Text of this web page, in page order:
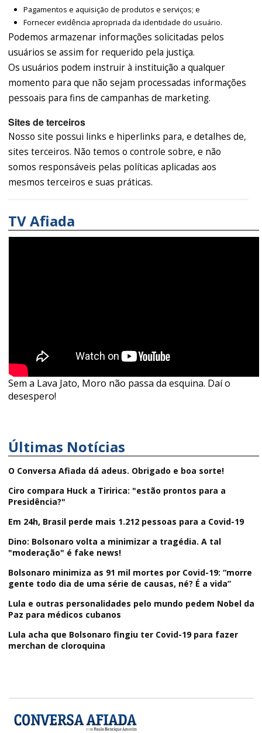
Pagamentos e aquisição de produtos e serviços; e
Fornecer evidência apropriada da identidade do usuário.
Podemos armazenar informações solicitadas pelos
usuários se assim for requerido pela justiça.
Os usuários podem instruir à instituição a qualquer
momento para que não sejam processadas informações
pessoais para fins de campanhas de marketing.
Sites de terceiros
Nosso site possui links e hiperlinks para, e detalhes de,
sites terceiros. Não temos o controle sobre, e não
somos responsáveis pelas políticas aplicadas aos
mesmos terceiros e suas práticas.
TV Afiada
Sem a Lava Jato, Moro não passa da esquina. Daí o
desespero!
Últimas Notícias
O Conversa Afiada dá adeus. Obrigado e boa sorte!
Ciro compara Huck a Tiririca: "estão prontos para a
Presidência?"
Em 24h, Brasil perde mais 1.212 pessoas para a Covid-19
Dino: Bolsonaro volta a minimizar a tragédia. A tal
"moderação" é fake news!
Bolsonaro minimiza as 91 mil mortes por Covid-19: “morre
gente todo dia de uma série de causas, né? É a vida”
Lula e outras personalidades pelo mundo pedem Nobel da
Paz para médicos cubanos
Lula acha que Bolsonaro fingiu ter Covid-19 para fazer
merchan de cloroquina